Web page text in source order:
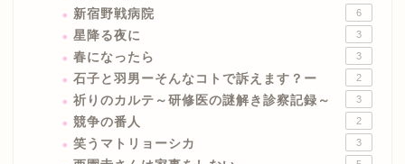
新宿野戦病院 6
星降る夜に 3
春になったら 3
石子と羽男ーそんなコトで訴えます？ー 2
祈りのカルテ～研修医の謎解き診察記録～ 3
競争の番人 2
笑うマトリョーシカ 3